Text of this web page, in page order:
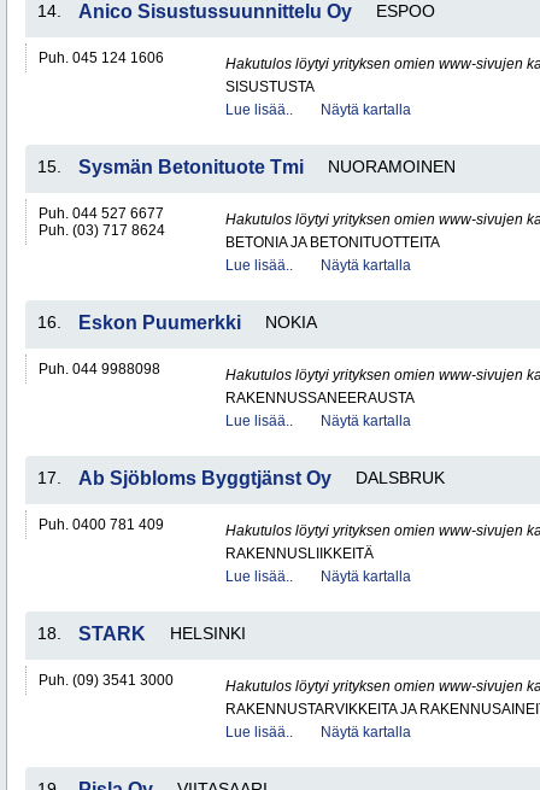
14. Anico Sisustussuunnittelu Oy ESPOO
Puh. 045 124 1606
Hakutulos löytyi yrityksen omien www-sivujen
SISUSTUSTA
Lue lisää..
Näytä kartalla
15. Sysmän Betonituote Tmi NUORAMOINEN
Puh. 044 527 6677
Puh. (03) 717 8624
Hakutulos löytyi yrityksen omien www-sivujen
BETONIA JA BETONITUOTTEITA
Lue lisää..
Näytä kartalla
16. Eskon Puumerkki NOKIA
Puh. 044 9988098
Hakutulos löytyi yrityksen omien www-sivujen
RAKENNUSSANEERAUSTA
Lue lisää..
Näytä kartalla
17. Ab Sjöbloms Byggtjänst Oy DALSBRUK
Puh. 0400 781 409
Hakutulos löytyi yrityksen omien www-sivujen
RAKENNUSLIIKKEITÄ
Lue lisää..
Näytä kartalla
18. STARK HELSINKI
Puh. (09) 3541 3000
Hakutulos löytyi yrityksen omien www-sivujen
RAKENNUSTARVIKKEITA JA
Lue lisää..
Näytä kartalla